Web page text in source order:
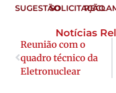
SUGESTÃOSOLICITAÇÃO
Notícias
Reunião com o
quadro técnico da
Eletronuclear